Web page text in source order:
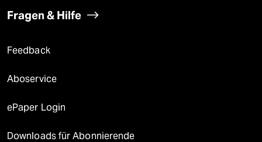
Fragen & Hilfe
Feedback
Aboservice
ePaper Login
Downloads für Abonnierende